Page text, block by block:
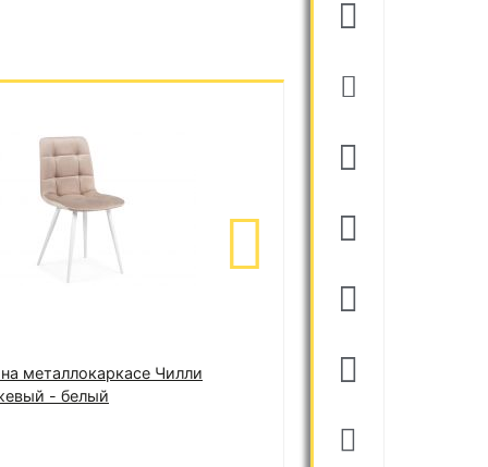
металлокаркасе Чилли
- белый